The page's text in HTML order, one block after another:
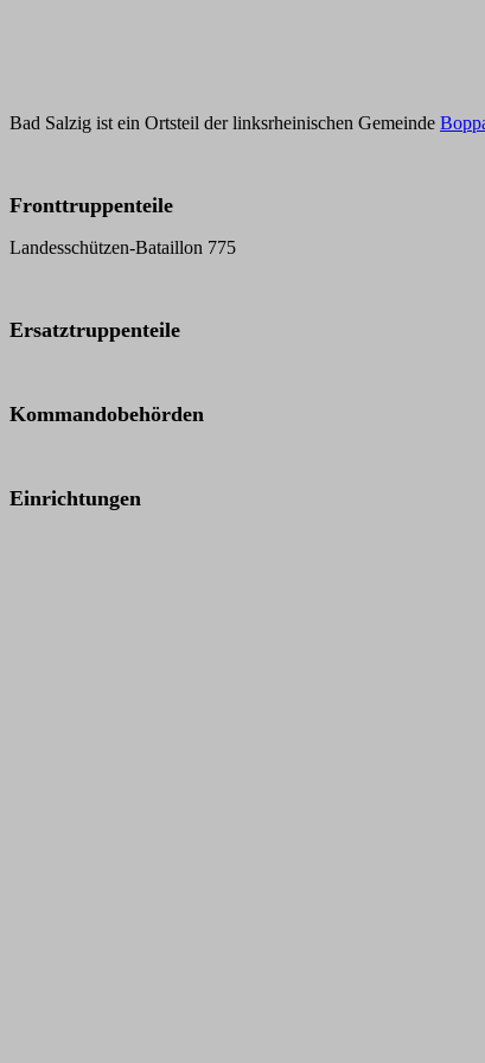
Bad Salzig ist ein Ortsteil der linksrheinischen Gemeinde
Fronttruppenteile
Landesschützen-Bataillon 775
Ersatztruppenteile
Kommandobehörden
Einrichtungen